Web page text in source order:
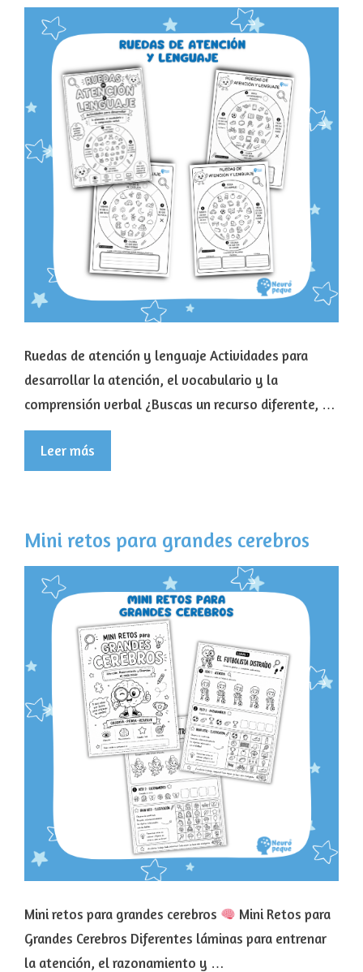
Ruedas de atención y lenguaje Actividades para
desarrollar la atención, el vocabulario y la
comprensión verbal ¿Buscas un recurso diferente, …
Leer más
Mini retos para grandes cerebros
Mini retos para grandes cerebros
Mini Retos para
Grandes Cerebros Diferentes láminas para entrenar
la atención, el razonamiento y …